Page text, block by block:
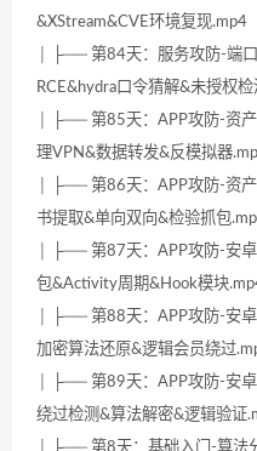
&XStream&CVE环境复现.mp4
│ ├── 第84天：服务攻防-端
RCE&hydra口令猜解&未授权
│ ├── 第85天：APP攻防-资
理VPN&数据转发&反模拟器
│ ├── 第86天：APP攻防-资
书提取&单向双向&检验抓包
│ ├── 第87天：APP攻防-安
包&Activity周期&Hook模块
│ ├── 第88天：APP攻防-安
加密算法还原&逻辑会员绕过
│ ├── 第89天：APP攻防-安
绕过检测&算法解密&逻辑验证
│ ├── 第8天：基础入门-算法